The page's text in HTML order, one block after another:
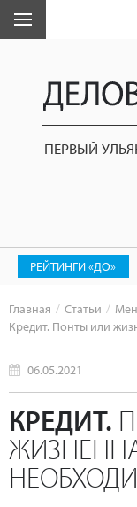
ПЕРВЫЙ
РЕЙТИНГИ «ДО»
Главная Статьи
Кредит. Понты или
06.05.2021
КРЕДИТ.